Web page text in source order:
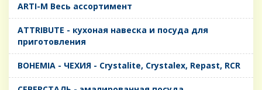
ARTI-M Весь ассортимент
ATTRIBUTE - кухоная навеска и посуда для
приготовления
BOHEMIA - ЧЕХИЯ - Crystalite, Crystalex, Repast, RCR